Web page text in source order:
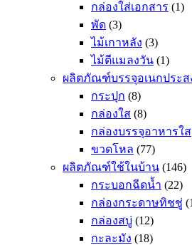
กล่องใส่เอกสาร (1)
พัด (3)
ไม้เกาหลัง (3)
ไม้ตีแมลงวัน (1)
ผลิตภัณฑ์บรรจุอเนกประส
กระปุก (8)
กล่องใส (8)
กล่องบรรจุอาหารใส
ขวดโหล (77)
ผลิตภัณฑ์ใช้ในบ้าน (146)
กระบอกฉีดน้ำ (22)
กล่องกระดาษทิชชู่
กล่องสบู่ (12)
กะละมัง (18)